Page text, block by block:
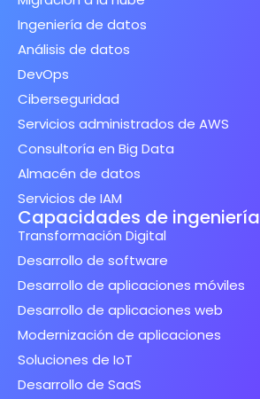
Ingeniería de datos
Análisis de datos
DevOps
Ciberseguridad
Servicios administrados de AWS
Consultoría en Big Data
Almacén de datos
Servicios de IAM
Capacidades de ingeniería
Transformación Digital
Desarrollo de software
Desarrollo de aplicaciones móviles
Desarrollo de aplicaciones web
Modernización de aplicaciones
Soluciones de IoT
Desarrollo de SaaS